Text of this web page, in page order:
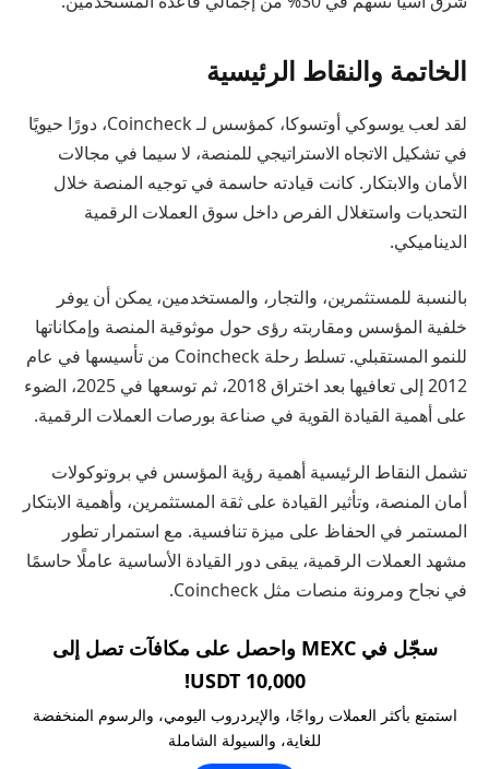
الخاتمة والنقاط الرئيسية
لقد لعب يوسوكي أوتسوكا، كمؤسس لـ Coincheck، دورًا حيويًا
في تشكيل الاتجاه الاستراتيجي للمنصة، لا سيما في مجالات
الأمان والابتكار. كانت قيادته حاسمة في توجيه المنصة خلال
التحديات واستغلال الفرص داخل سوق العملات الرقمية
الديناميكي.
بالنسبة للمستثمرين، والتجار، والمستخدمين، يمكن أن يوفر
خلفية المؤسس ومقاربته رؤى حول موثوقية المنصة وإمكاناتها
للنمو المستقبلي. تسلط رحلة Coincheck من تأسيسها في عام
2012 إلى تعافيها بعد اختراق 2018، ثم توسعها في 2025، الضوء
على أهمية القيادة القوية في صناعة بورصات العملات الرقمية.
تشمل النقاط الرئيسية أهمية رؤية المؤسس في بروتوكولات
أمان المنصة، وتأثير القيادة على ثقة المستثمرين، وأهمية الابتكار
المستمر في الحفاظ على ميزة تنافسية. مع استمرار تطور
مشهد العملات الرقمية، يبقى دور القيادة الأساسية عاملًا حاسمًا
في نجاح ومرونة منصات مثل Coincheck.
سجّل في MEXC واحصل على مكافآت تصل إلى
10,000 USDT!
استمتع بأكثر العملات رواجًا، والإيردروب اليومي، والرسوم المنخفضة
للغاية، والسيولة الشاملة